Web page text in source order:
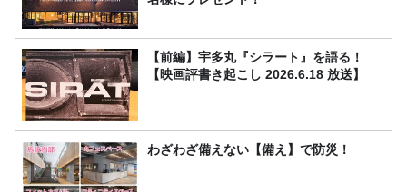
【前編】宇多丸『シラート』を語る！
【映画評書き起こし 2026.6.18 放送】
わざわざ備えない【備え】で防災！